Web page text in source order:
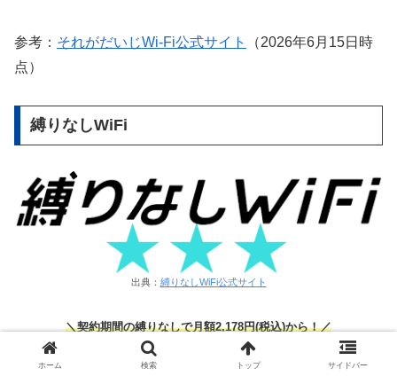
参考： それがだいじWi-Fi公式サイト
（2026年6月15日時
点）
縛りなしWiFi
出典： 縛りなしWiFi公式サイト
＼契約期間の縛りなしで月額2,178円(税込)から！／
縛りなしWiFi公式サイト
ホーム 検索 トップ サイドバー